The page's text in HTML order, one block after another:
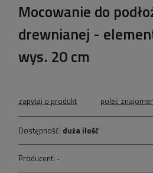
Mocowanie do
drewnianej -
wys. 20 cm
zapytaj o produkt poleć
Dostępność: duża ilość
Producent: -